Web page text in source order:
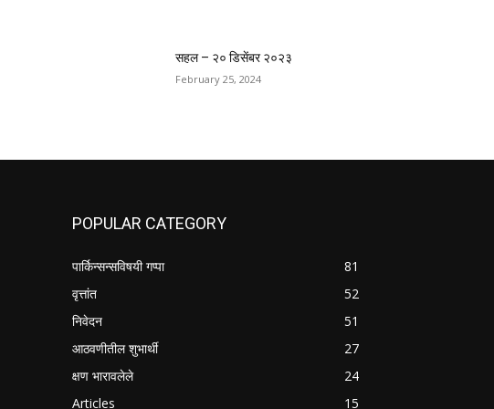
सहल – २० डिसेंबर २०२३
February 25, 2024
POPULAR CATEGORY
पार्किन्सन्सविषयी गप्पा
81
वृत्तांत
52
निवेदन
51
आठवणीतील शुभार्थी
27
क्षण भारावलेले
24
Articles
15